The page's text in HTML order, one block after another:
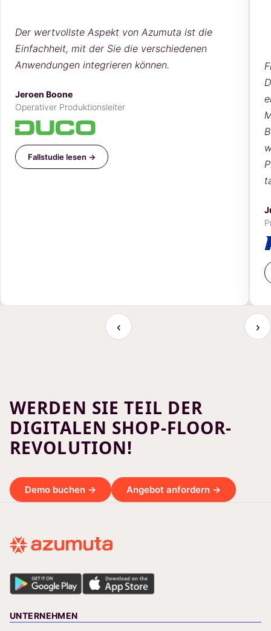
‹
Der wertvollste Aspekt von Azumuta ist die
Einfachheit, mit der Sie die verschiedenen
Anwendungen integrieren können.
Jeroen Boone
Operativer Produktionsleiter
Fallstudie lesen →
›
WERDEN SIE TEIL DER
DIGITALEN SHOP-FLOOR-
REVOLUTION!
Demo buchen → Angebot anfordern →
UNTERNEHMEN